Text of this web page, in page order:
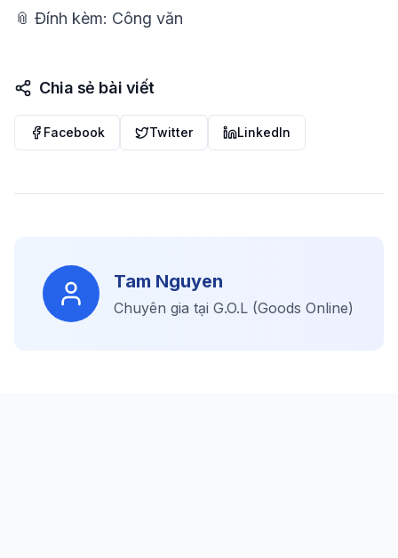
📎 Đính kèm: Công văn
Chia sẻ bài viết
Facebook Twitter LinkedIn
Tam Nguyen
Chuyên gia tại G.O.L (Goods Online)